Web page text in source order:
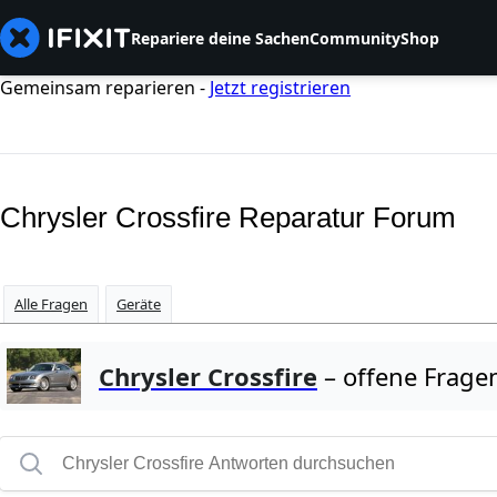
Repariere deine SachenCommunityShop
Gemeinsam reparieren - Jetzt registrieren
Chrysler Crossfire Reparatur Forum
Alle Fragen Geräte
Chrysler Crossfire – offene